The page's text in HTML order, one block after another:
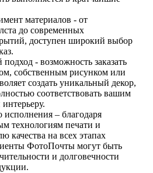
материалов - от
до современных
доступен широкий выбор
- возможность заказать
собственным рисунком или
создать уникальный декор,
соответствовать вашим
исполнения – благодаря
технологиям печати и
качества на всех этапах
ФотоПочты могут быть
и долговечности